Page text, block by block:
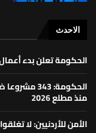
الاحدث
الحكومة تعلن بدء
الحكومة:
منذ مطلع 2026
الأمن للأردنيين: لا